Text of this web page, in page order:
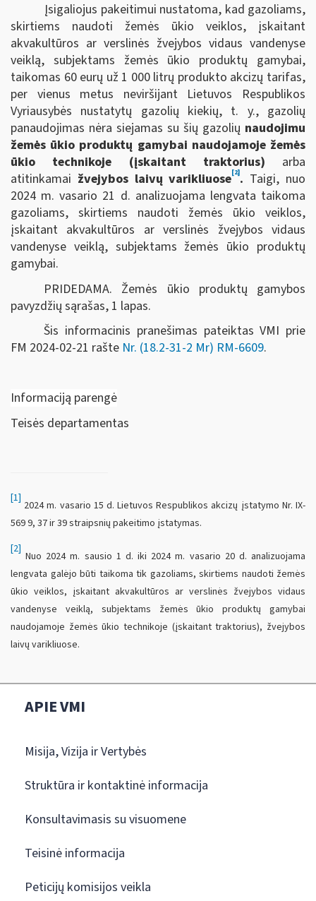
Įsigaliojus pakeitimui nustatoma, kad gazoliams,
skirtiems naudoti žemės ūkio veiklos, įskaitant
akvakultūros ar verslinės žvejybos vidaus vandenyse
veiklą, subjektams žemės ūkio produktų gamybai,
taikomas 60 eurų už 1 000 litrų produkto akcizų tarifas,
per vienus metus neviršijant Lietuvos Respublikos
Vyriausybės nustatytų gazolių kiekių, t. y., gazolių
panaudojimas nėra siejamas su šių gazolių naudojimu
žemės ūkio produktų gamybai naudojamoje žemės
ūkio technikoje (įskaitant traktorius) arba
atitinkamai žvejybos laivų varikliuose[2]. Taigi, nuo
2024 m. vasario 21 d. analizuojama lengvata taikoma
gazoliams, skirtiems naudoti žemės ūkio veiklos,
įskaitant akvakultūros ar verslinės žvejybos vidaus
vandenyse veiklą, subjektams žemės ūkio produktų
gamybai.
PRIDEDAMA. Žemės ūkio produktų gamybos
pavyzdžių sąrašas, 1 lapas.
Šis informacinis pranešimas pateiktas VMI prie
FM 2024-02-21 rašte Nr. (18.2-31-2 Mr) RM-6609.
Informaciją parengė
Teisės departamentas
[1]
2024 m. vasario 15 d. Lietuvos Respublikos akcizų įstatymo Nr. IX-
569 9, 37 ir 39 straipsnių pakeitimo įstatymas.
[2]
Nuo 2024 m. sausio 1 d. iki 2024 m. vasario 20 d. analizuojama
lengvata galėjo būti taikoma tik gazoliams, skirtiems naudoti žemės
ūkio veiklos, įskaitant akvakultūros ar verslinės žvejybos vidaus
vandenyse veiklą, subjektams žemės ūkio produktų gamybai
naudojamoje žemės ūkio technikoje (įskaitant traktorius), žvejybos
laivų varikliuose.
APIE VMI
Misija, Vizija ir Vertybės
Struktūra ir kontaktinė informacija
Konsultavimasis su visuomene
Teisinė informacija
Peticijų komisijos veikla